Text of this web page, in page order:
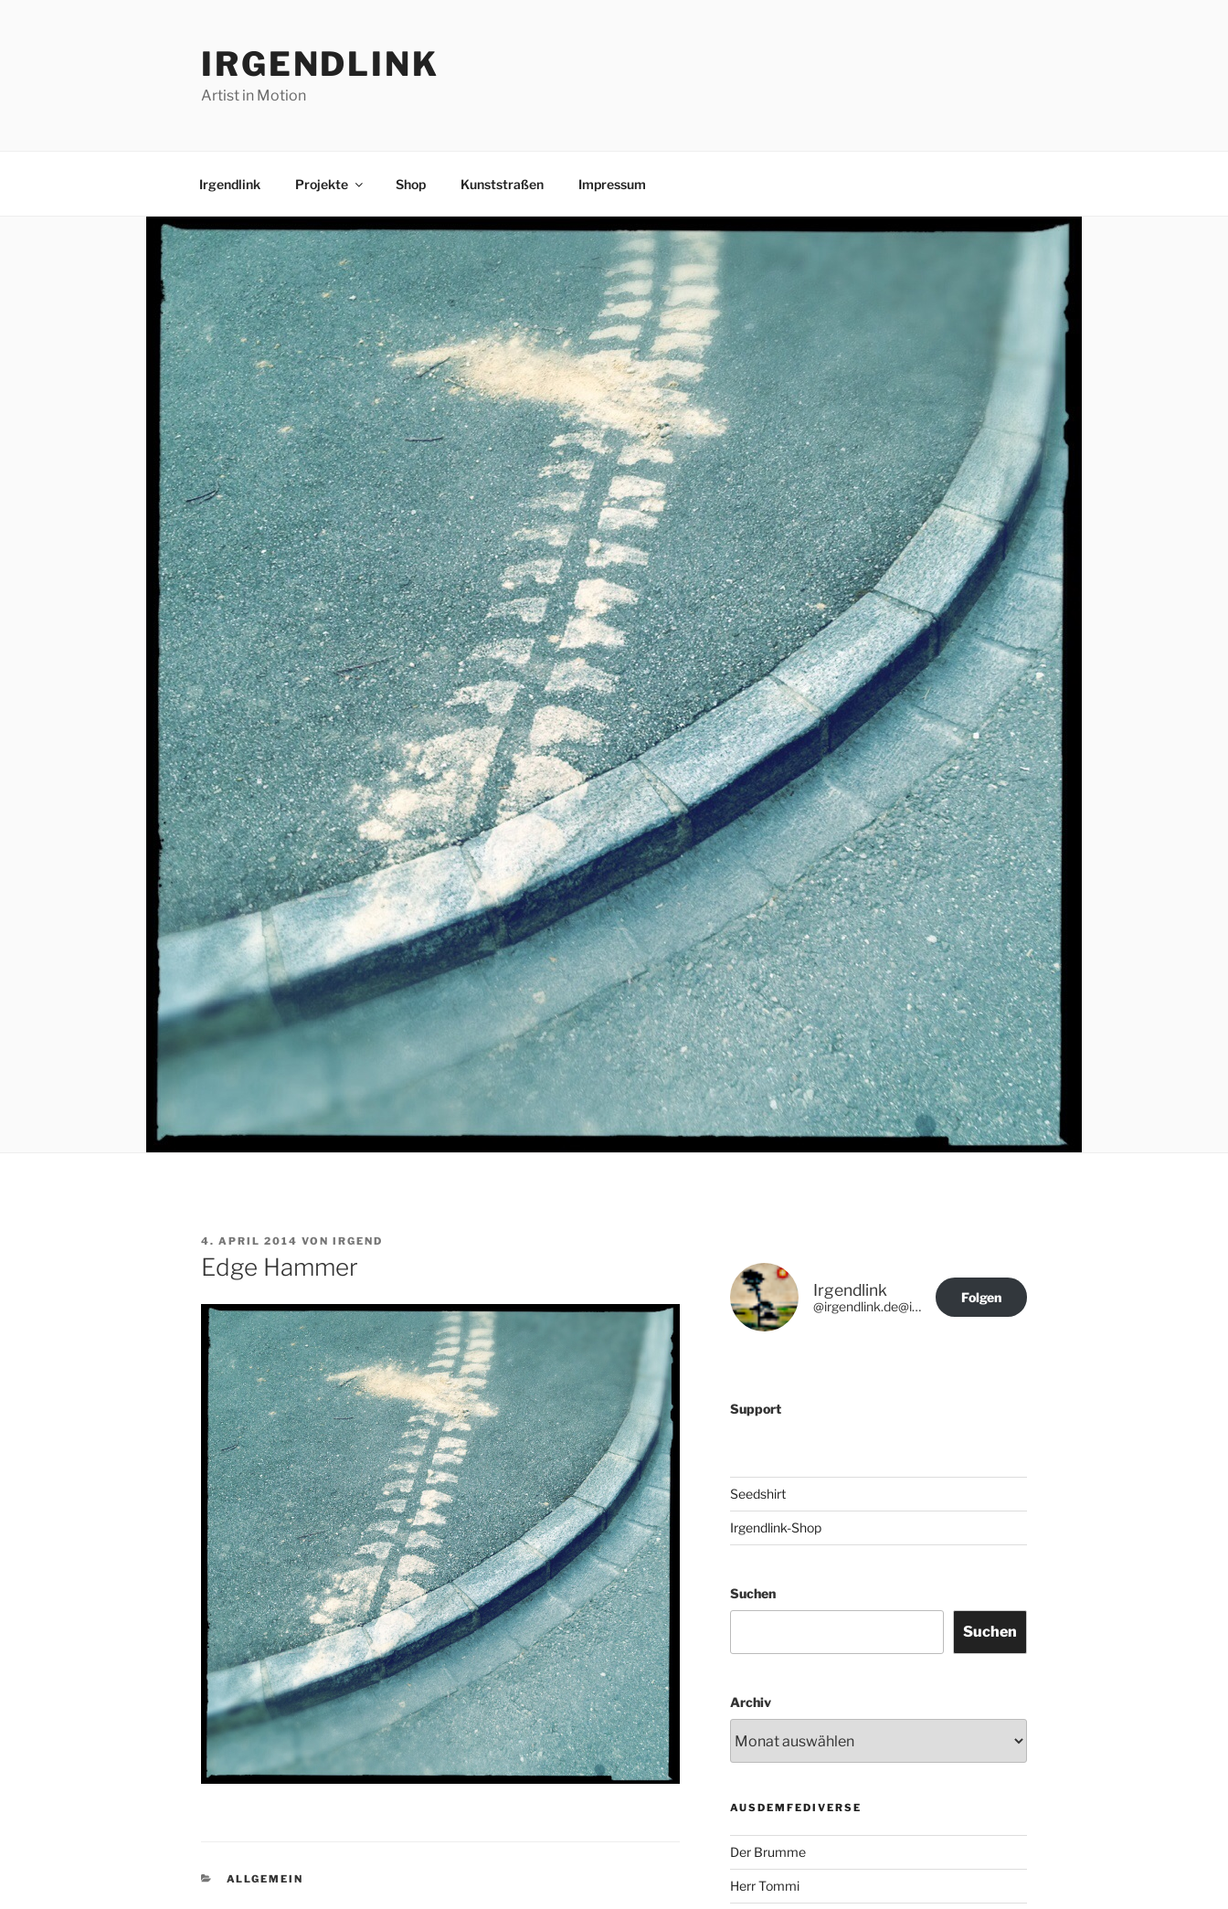
IRGENDLINK
Artist in Motion
Irgendlink Projekte Shop Kunststraßen Impressum
VERÖFFENTLICHT
AM
4. APRIL 2014 VON IRGEND
Edge Hammer
KATEGORIEN
ALLGEMEIN
Irgendlink
@irgendlink.de@irgendlink.de
Folgen
Support
Seedshirt
Irgendlink-Shop
Suchen
Suchen
Archiv
AUSDEMFEDIVERSE
Der Brumme
Herr Tommi